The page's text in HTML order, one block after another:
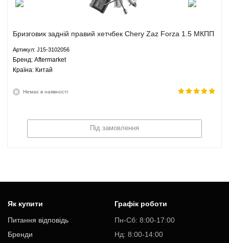
Бризговик задній правий хетчбек Chery Zaz Forza 1.5 МКПП
Артикул: J15-3102056
Брeнд: Aftermarket
Країна: Китай
Немає в наявності
Під замовлення
Як купити
Питання відповідь
Бренди
Графік роботи
Пн-Cб: 8:00-17:00
Нд: 8:00-14:00